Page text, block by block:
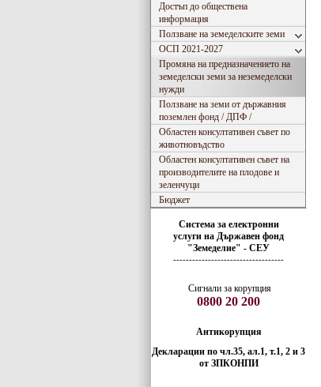
Достъп до обществена
информация
Ползване на земеделските земи
ОСП 2021-2027
Промяна на предназначението на
земеделски земи за неземеделски
нужди
Ползване на земи от държавния
поземлен фонд / ДПФ /
Областен консултативен съвет по
животновъдство
Областен консултативен съвет на
производителите на плодове и
зеленчуци
Бюджет
Система за електронни
услуги на Държавен фонд
"Земеделие" - СЕУ
-----------------------------------
Сигнали за корупция
0800 20 200
Антикорупция
Декларации по чл.35, ал.1, т.1, 2 и 3
от ЗПКОНПИ